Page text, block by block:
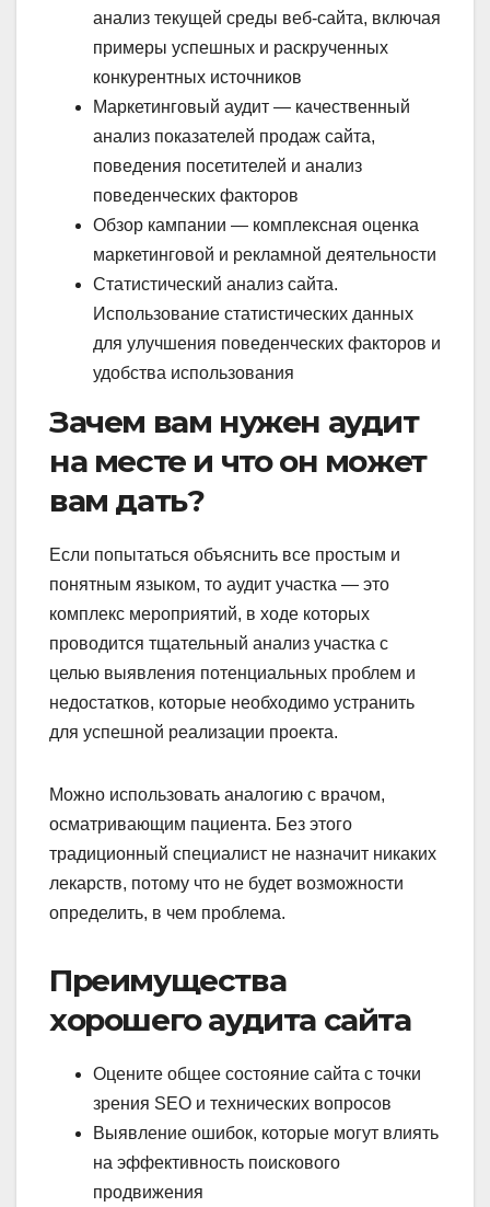
анализ текущей среды веб-сайта, включая
примеры успешных и раскрученных
конкурентных источников
Маркетинговый аудит — качественный
анализ показателей продаж сайта,
поведения посетителей и анализ
поведенческих факторов
Обзор кампании — комплексная оценка
маркетинговой и рекламной деятельности
Статистический анализ сайта.
Использование статистических данных
для улучшения поведенческих факторов и
удобства использования
Зачем вам нужен аудит
на месте и что он может
вам дать?
Если попытаться объяснить все простым и
понятным языком, то аудит участка — это
комплекс мероприятий, в ходе которых
проводится тщательный анализ участка с
целью выявления потенциальных проблем и
недостатков, которые необходимо устранить
для успешной реализации проекта.
Можно использовать аналогию с врачом,
осматривающим пациента. Без этого
традиционный специалист не назначит никаких
лекарств, потому что не будет возможности
определить, в чем проблема.
Преимущества
хорошего аудита сайта
Оцените общее состояние сайта с точки
зрения SEO и технических вопросов
Выявление ошибок, которые могут влиять
на эффективность поискового
продвижения